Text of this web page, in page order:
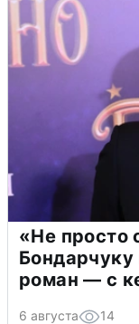
«Не просто
роман — с
6 августа 14